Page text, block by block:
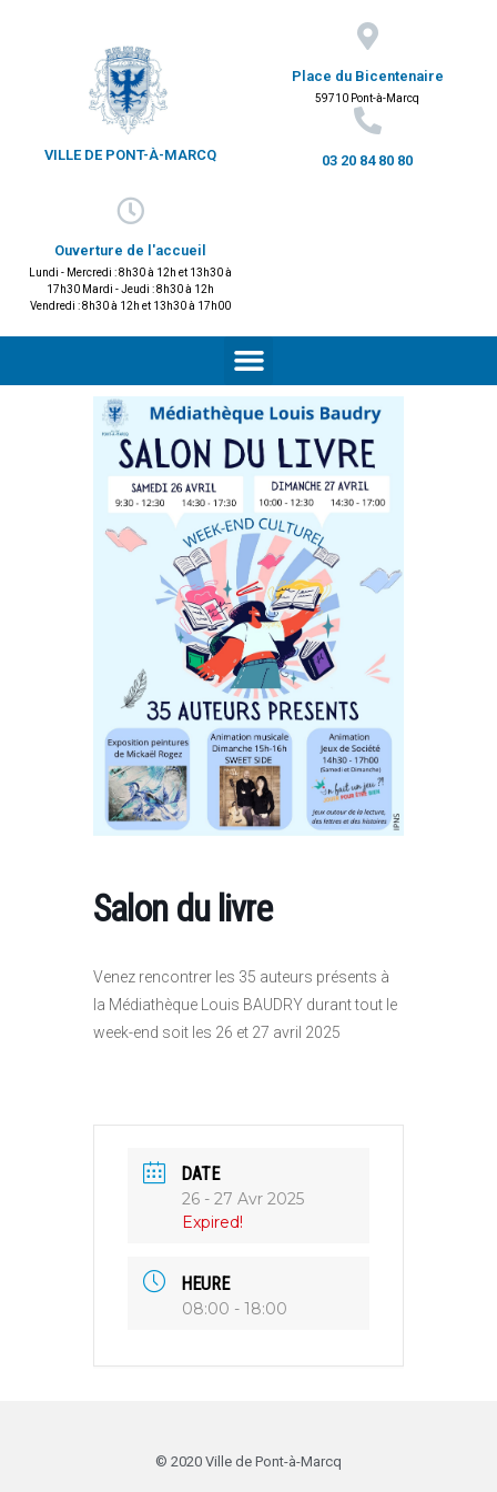
VILLE DE PONT-À-MARCQ
Place du Bicentenaire
59710 Pont-à-Marcq
03 20 84 80 80
Ouverture de l'accueil
Lundi - Mercredi : 8h30 à 12h et 13h30 à
17h30 Mardi - Jeudi : 8h30 à 12h
Vendredi : 8h30 à 12h et 13h30 à 17h00
Salon du livre
Venez rencontrer les 35 auteurs présents à
la Médiathèque Louis BAUDRY durant tout le
week-end soit les 26 et 27 avril 2025
DATE
26 - 27 Avr 2025
Expired!
HEURE
08:00 - 18:00
© 2020 Ville de Pont-à-Marcq